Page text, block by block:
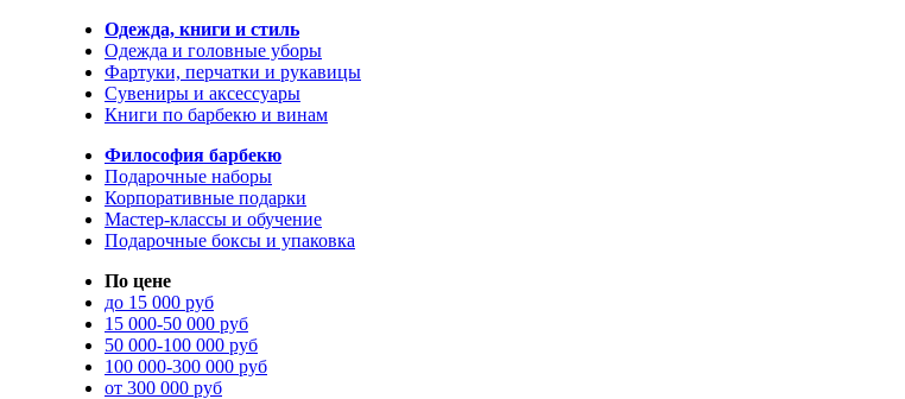
Одежда, книги и стиль
Одежда и головные уборы
Фартуки, перчатки и рукавицы
Сувениры и аксессуары
Книги по барбекю и винам
Философия барбекю
Подарочные наборы
Корпоративные подарки
Мастер-классы и обучение
Подарочные боксы и упаковка
По цене
до 15 000 руб
15 000-50 000 руб
50 000-100 000 руб
100 000-300 000 руб
от 300 000 руб